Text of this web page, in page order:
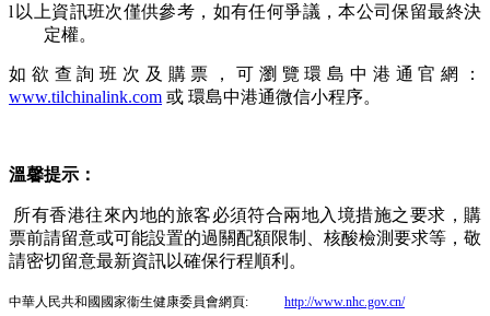
l 以上資訊班次僅供參考，如有任何爭議，本公司保留最終決
定權。
如欲查詢班次及購票，可瀏覽環島中港通官網：
www.tilchinalink.com 或 環島中港通微信小程序。
溫馨提示：
所有香港往來內地的旅客必須符合兩地入境措施之要求，購
票前請留意或可能設置的過關配額限制、核酸檢測要求等，敬
請密切留意最新資訊以確保行程順利。
中華人民共和國國家衞生健康委員會網頁: http://www.nhc.gov.cn/